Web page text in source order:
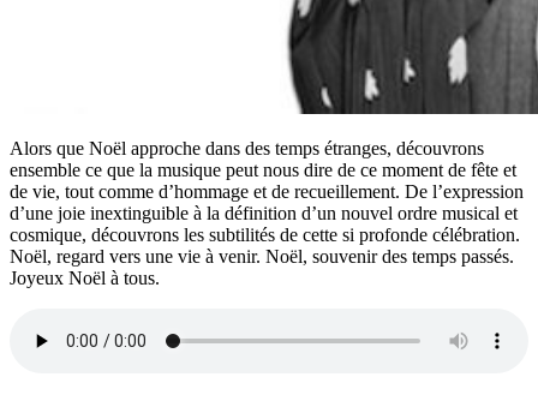
Alors que Noël approche dans des temps étranges, découvrons
ensemble ce que la musique peut nous dire de ce moment de fête et
de vie, tout comme d’hommage et de recueillement. De l’expression
d’une joie inextinguible à la définition d’un nouvel ordre musical et
cosmique, découvrons les subtilités de cette si profonde célébration.
Noël, regard vers une vie à venir. Noël, souvenir des temps passés.
Joyeux Noël à tous.